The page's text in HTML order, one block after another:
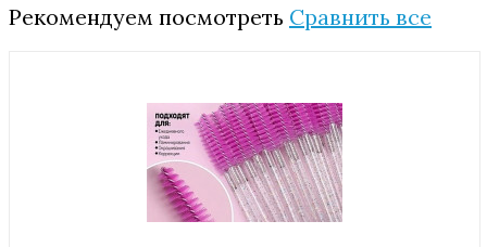
Рекомендуем посмотреть Сравнить все